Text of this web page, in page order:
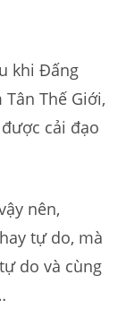
khi Đấng
Thế Giới,
cải đạo
nên,
tự do, mà
do và cùng